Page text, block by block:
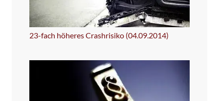
23-fach höheres Crashrisiko (04.09.2014)